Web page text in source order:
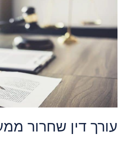
עורך דין שחרור